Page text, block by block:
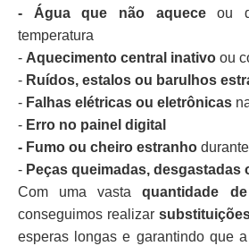
- Água que não aqueceou
temperatura
- Aquecimento central inativo ou
- Ruídos, estalos ou barulhos
- Falhas elétricas ou eletrônicas
- Erro no painel digital
- Fumo ou cheiro estranho
- Peças queimadas, desgastadas
Com uma vastaquantidade
conseguimos realizar
esperas longas e garantindo que